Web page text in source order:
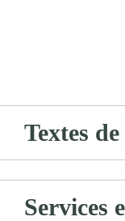
Textes
Services